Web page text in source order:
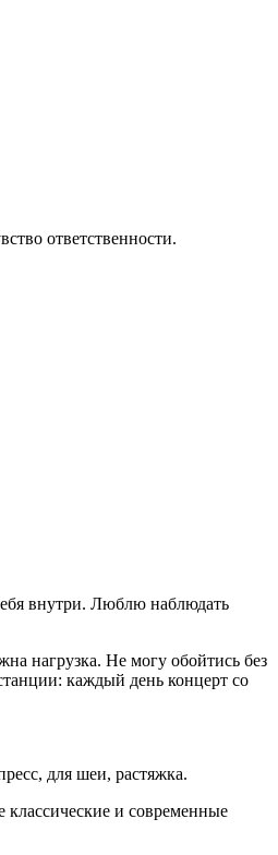
ответственности.
внутри. Люблю наблюдать
нагрузка. Не могу обойтись без
каждый день концерт со
для шеи, растяжка.
и современные